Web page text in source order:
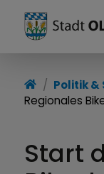
Politik &
Regionales
Start